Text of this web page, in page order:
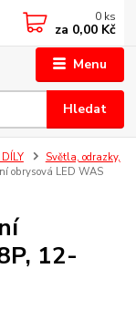
Menu
Hledat
0 ks
za 0,00 Kč
Světla, odrazky,
obrysová LED WAS
12-